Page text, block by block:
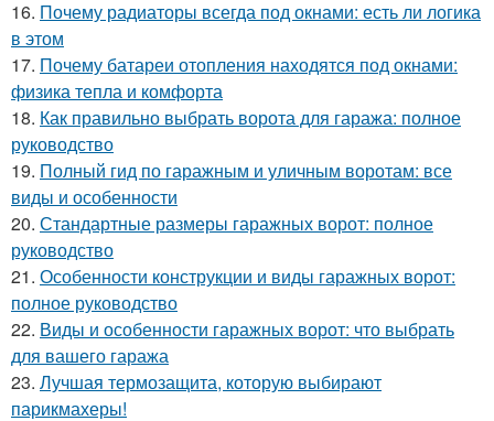
16. Почему радиаторы всегда под окнами: есть ли логика
в этом
17. Почему батареи отопления находятся под окнами:
физика тепла и комфорта
18. Как правильно выбрать ворота для гаража: полное
руководство
19. Полный гид по гаражным и уличным воротам: все
виды и особенности
20. Стандартные размеры гаражных ворот: полное
руководство
21. Особенности конструкции и виды гаражных ворот:
полное руководство
22. Виды и особенности гаражных ворот: что выбрать
для вашего гаража
23. Лучшая термозащита, которую выбирают
парикмахеры!